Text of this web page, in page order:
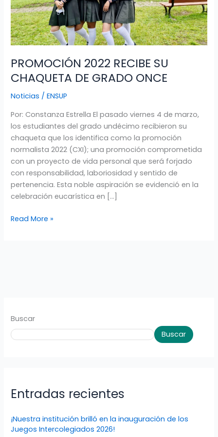
PROMOCIÓN 2022 RECIBE SU
CHAQUETA DE GRADO ONCE
Noticias /ENSUP
Por: Constanza Estrella El pasado viernes 4 de marzo,
los estudiantes del grado undécimo recibieron su
chaqueta que los identifica como la promoción
normalista 2022 (CXI); una promoción comprometida
con un proyecto de vida personal que será forjado
con responsabilidad, laboriosidad y sentido de
pertenencia. Esta noble aspiración se evidenció en la
celebración eucarística en […]
GRADO
ONCE
Read More »
Buscar
Buscar
Entradas recientes
¡Nuestra institución brilló en la inauguración de los
Juegos Intercolegiados 2026!